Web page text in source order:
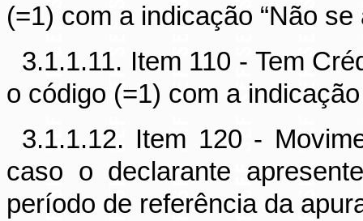
(=1) com a indicação “Não se
3.1.1.11. Item 110 - Tem
o código (=1) com a indicação
3.1.1.12. Item 120 -
caso o declarante
período de referência da